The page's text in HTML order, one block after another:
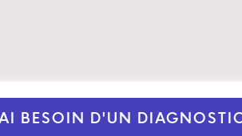
BESOIN D'UN DIAGNOSTIC